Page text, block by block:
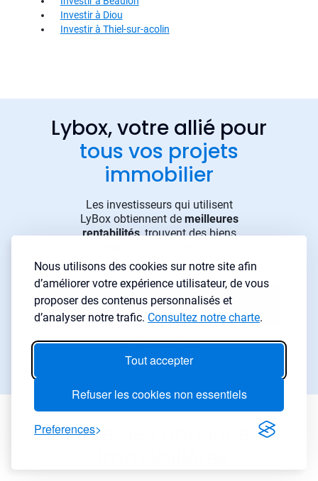
Nous utilisons des cookies sur notre site afin
d’améliorer votre expérience utilisateur, de vous
proposer des contenus personnalisés et
d’analyser notre trafic. Consultez notre charte.
Tout accepter
Refuser les cookies non essentiels
Preferences
Investir à Diou
Investir à Thiel-sur-acolin
Lybox, votre allié pour
tous vos projets
immobilier
Les investisseurs qui utilisent
LyBox obtiennent de meilleures
rentabilités, trouvent des biens
Démarrer gratuitement→
Essai gratuit 7 jours
Aucune carte requise
Filtrez les annonces